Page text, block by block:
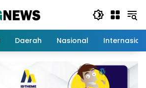
Daerah Nasional